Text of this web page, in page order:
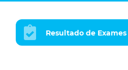
Resultado de Exames